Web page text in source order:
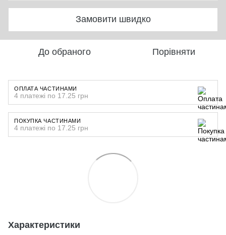
Замовити швидко
До обраного Порівняти
ОПЛАТА ЧАСТИНАМИ
4 платежі по 17.25 грн
ПОКУПКА ЧАСТИНАМИ
4 платежі по 17.25 грн
Характеристики